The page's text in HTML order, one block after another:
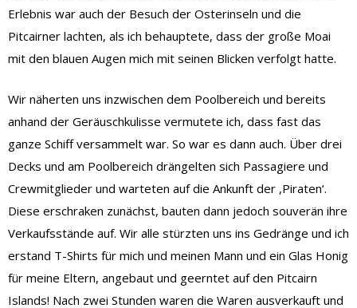
Erlebnis war auch der Besuch der Osterinseln und die
Pitcairner lachten, als ich behauptete, dass der große Moai
mit den blauen Augen mich mit seinen Blicken verfolgt hatte.
Wir näherten uns inzwischen dem Poolbereich und bereits
anhand der Geräuschkulisse vermutete ich, dass fast das
ganze Schiff versammelt war. So war es dann auch. Über drei
Decks und am Poolbereich drängelten sich Passagiere und
Crewmitglieder und warteten auf die Ankunft der ,Piraten‘.
Diese erschraken zunächst, bauten dann jedoch souverän ihre
Verkaufsstände auf. Wir alle stürzten uns ins Gedränge und ich
erstand T-Shirts für mich und meinen Mann und ein Glas Honig
für meine Eltern, angebaut und geerntet auf den Pitcairn
Islands! Nach zwei Stunden waren die Waren ausverkauft und